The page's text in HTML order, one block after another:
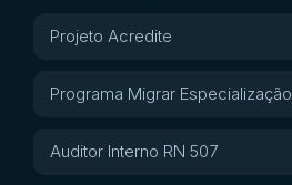
Projeto Acredite
Programa Migrar Especialização
Auditor Interno RN 507